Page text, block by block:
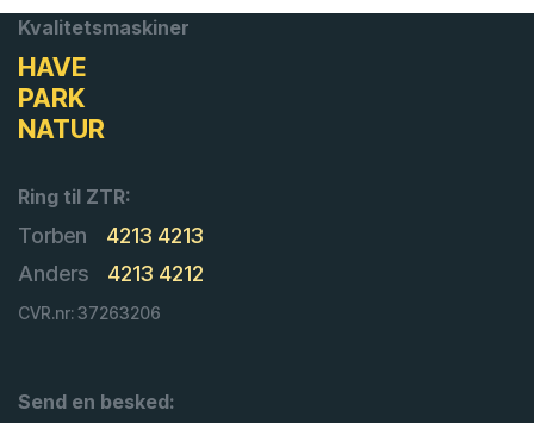
Kvalitetsmaskiner
HAVE
PARK
NATUR
Ring til ZTR:
Torben
4213 4213
Anders
4213 4212
CVR.nr: 37263206
Send en besked: